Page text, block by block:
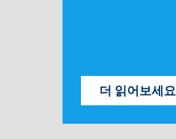
더 읽어보세요